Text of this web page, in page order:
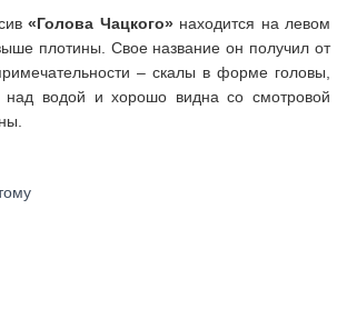
«Голова Чацкого»находится на левом
плотины. Свое название он получил от
– скалы в форме головы,
над водой и хорошо видна со смотровой